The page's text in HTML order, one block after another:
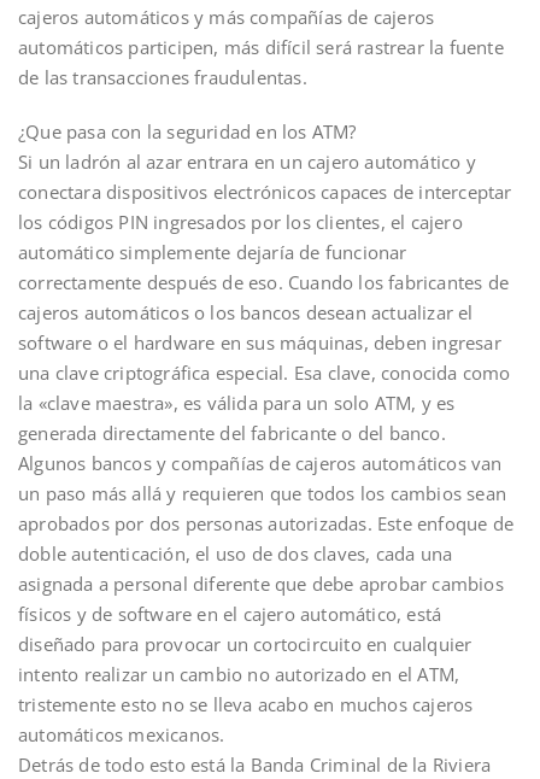
cajeros automáticos y más compañías de cajeros
automáticos participen, más difícil será rastrear la fuente
de las transacciones fraudulentas.
¿Que pasa con la seguridad en los ATM?
Si un ladrón al azar entrara en un cajero automático y
conectara dispositivos electrónicos capaces de interceptar
los códigos PIN ingresados por los clientes, el cajero
automático simplemente dejaría de funcionar
correctamente después de eso. Cuando los fabricantes de
cajeros automáticos o los bancos desean actualizar el
software o el hardware en sus máquinas, deben ingresar
una clave criptográfica especial. Esa clave, conocida como
la «clave maestra», es válida para un solo ATM, y es
generada directamente del fabricante o del banco.
Algunos bancos y compañías de cajeros automáticos van
un paso más allá y requieren que todos los cambios sean
aprobados por dos personas autorizadas. Este enfoque de
doble autenticación, el uso de dos claves, cada una
asignada a personal diferente que debe aprobar cambios
físicos y de software en el cajero automático, está
diseñado para provocar un cortocircuito en cualquier
intento realizar un cambio no autorizado en el ATM,
tristemente esto no se lleva acabo en muchos cajeros
automáticos mexicanos.
Detrás de todo esto está la Banda Criminal de la Riviera